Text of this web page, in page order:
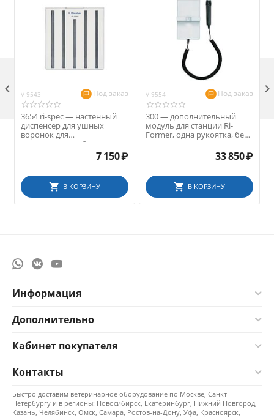
V-9543 Под заказ
3654 ri-spec — настенный
диспенсер для ушных
воронок для
диагностической станции
Ri-former, 5 отсеков разных
7 150₽
В КОРЗИНУ
V-9554 Под заказ
300 — дополнительный
модуль для станции Ri-
Former, одна рукоятка, без
33 850₽
В КОРЗИНУ
 
Информация
Дополнительно
Кабинет покупателя
Контакты
Быстро доставим ветеринарное оборудование по Москве, Санкт-
Петербургу и в регионы: Новосибирск, Екатеринбург, Нижний Новгород,
Казань, Челябинск, Омск, Самара, Ростов-на-Дону, Уфа, Красноярск,